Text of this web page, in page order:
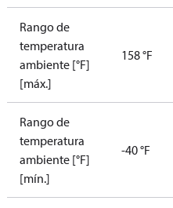
Rango de
temperatura
ambiente [°F]
[máx.]
158 °F
Rango de
temperatura
ambiente [°F]
[mín.]
-40 °F